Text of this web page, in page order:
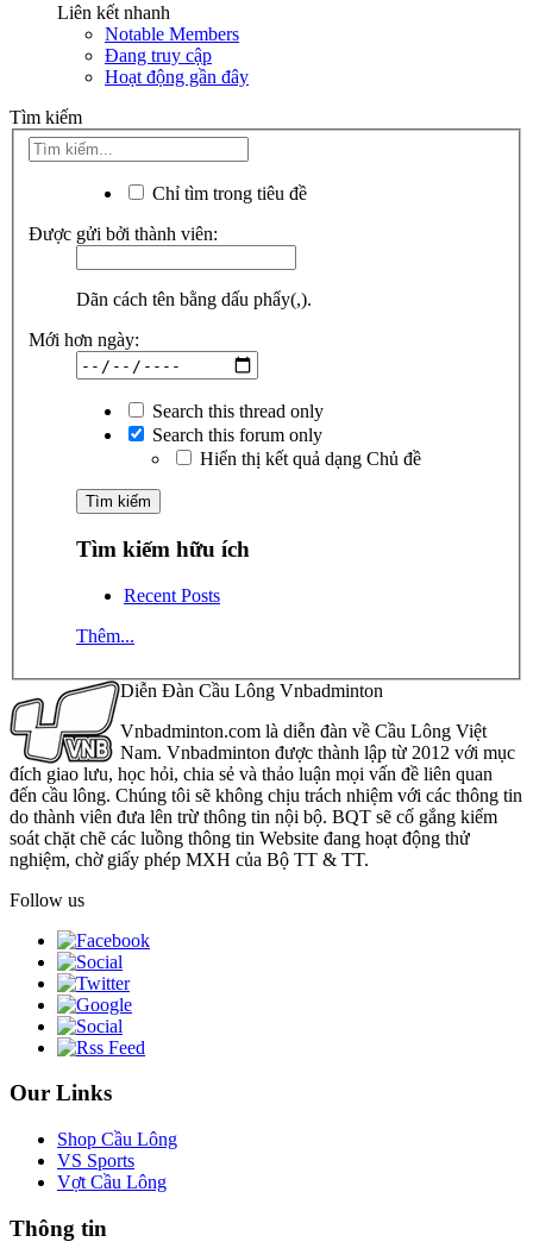
Liên kết nhanh
Notable Members
Đang truy cập
Hoạt động gần đây
Tìm kiếm
Chỉ tìm trong tiêu đề
Được gửi bởi thành viên:
Dãn cách tên bằng dấu phẩy(,).
Mới hơn ngày:
Search this thread only
Search this forum only
Hiển thị kết quả dạng Chủ đề
Tìm kiếm hữu ích
Recent Posts
Thêm...
Diễn Đàn Cầu Lông Vnbadminton
Vnbadminton.com là diễn đàn về Cầu Lông Việt
Nam. Vnbadminton được thành lập từ 2012 với mục
đích giao lưu, học hỏi, chia sẻ và thảo luận mọi vấn đề liên quan
đến cầu lông. Chúng tôi sẽ không chịu trách nhiệm với các thông tin
do thành viên đưa lên trừ thông tin nội bộ. BQT sẽ cố gắng kiểm
soát chặt chẽ các luồng thông tin Website đang hoạt động thử
nghiệm, chờ giấy phép MXH của Bộ TT & TT.
Follow us
Our Links
Shop Cầu Lông
VS Sports
Vợt Cầu Lông
Thông tin